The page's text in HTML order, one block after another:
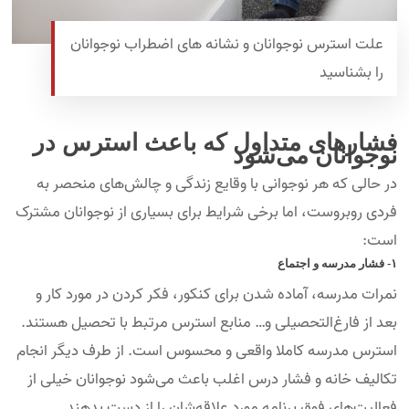
علت استرس نوجوانان و نشانه های اضطراب نوجوانان
را بشناسید
فشار‌های متداول که باعث استرس در
نوجوانان می‌شود
در حالی که هر نوجوانی با وقایع زندگی و چالش‌های منحصر به
فردی روبروست، اما برخی شرایط برای بسیاری از نوجوانان مشترک
است:
۱- فشار مدرسه و اجتماع
نمرات مدرسه، آماده شدن برای کنکور، فکر کردن در مورد کار و
بعد از فارغ‌التحصیلی و… منابع استرس مرتبط با تحصیل هستند.
استرس مدرسه کاملا واقعی و محسوس است. از طرف دیگر انجام
تکالیف خانه و فشار درس اغلب باعث می‌شود نوجوانان خیلی از